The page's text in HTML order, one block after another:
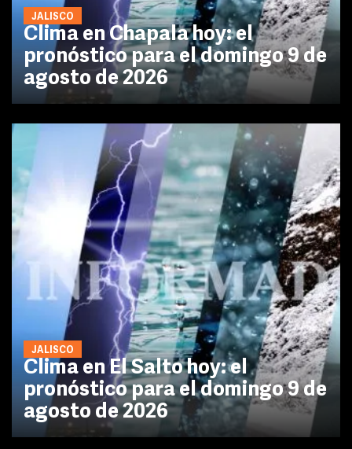
JALISCO
Clima en Chapala hoy: el
pronóstico para el domingo 9 de
agosto de 2026
JALISCO
Clima en El Salto hoy: el
pronóstico para el domingo 9 de
agosto de 2026